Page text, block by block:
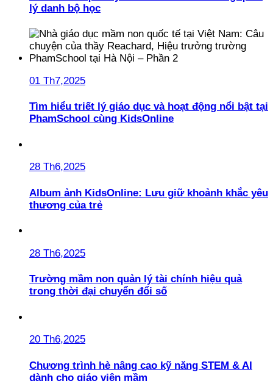
lý danh bộ học
01 Th7,2025
Tìm hiểu triết lý giáo dục và hoạt động nổi bật tại
PhamSchool cùng KidsOnline
28 Th6,2025
Album ảnh KidsOnline: Lưu giữ khoảnh khắc yêu
thương của trẻ
28 Th6,2025
Trường mầm non quản lý tài chính hiệu quả
trong thời đại chuyển đổi số
20 Th6,2025
Chương trình hè nâng cao kỹ năng STEM & AI
dành cho giáo viên mầm